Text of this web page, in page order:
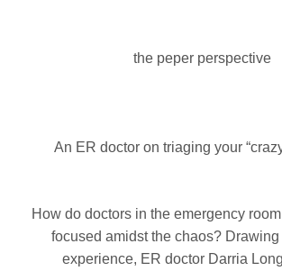
the peper perspective
An ER doctor on triaging your
How do doctors in the emergency
focused amidst the chaos?
experience, ER doctor Darria